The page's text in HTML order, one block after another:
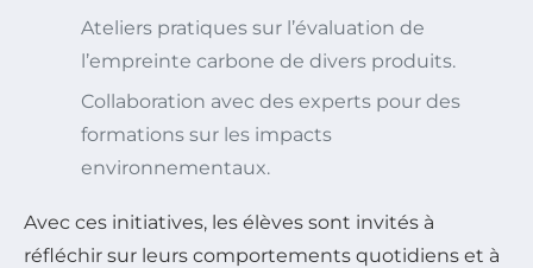
Ateliers pratiques sur l’évaluation de
l’empreinte carbone de divers produits.
Collaboration avec des experts pour des
formations sur les impacts
environnementaux.
Avec ces initiatives, les élèves sont invités à
réfléchir sur leurs comportements quotidiens et à